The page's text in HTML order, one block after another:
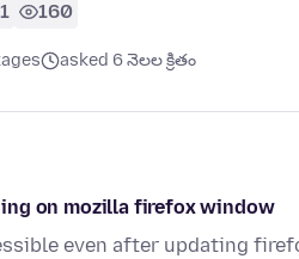
1 160
asked 6 నెలల క్రితం
on mozilla firefox window
even after updating